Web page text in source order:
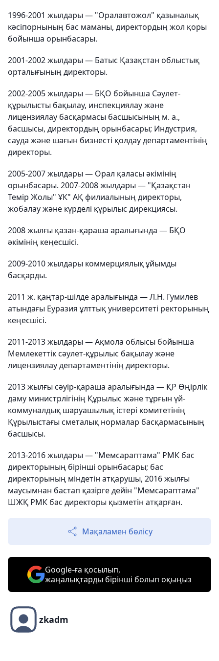
1996-2001 жылдары — "Оралавтожол" қазыналық
кәсіпорнының бас маманы, директордың жол қоры
бойынша орынбасары.
2001-2002 жылдары — Батыс Қазақстан облыстық
орталығының директоры.
2002-2005 жылдары — БҚО бойынша Сәулет-
құрылысты бақылау, инспекциялау және
лицензиялау басқармасы басшысының м. а.,
басшысы, директордың орынбасары; Индустрия,
сауда және шағын бизнесті қолдау департаментінің
директоры.
2005-2007 жылдары — Орал қаласы әкімінің
орынбасары. 2007-2008 жылдары — "Қазақстан
Темір Жолы" ҰК" АҚ филиалының директоры,
жобалау және күрделі құрылыс дирекциясы.
2008 жылғы қазан-қараша аралығында — БҚО
әкімінің кеңесшісі.
2009-2010 жылдары коммерциялық ұйымды
басқарды.
2011 ж. қаңтар-шілде аралығында — Л.Н. Гумилев
атындағы Еуразия ұлттық университеті ректорының
кеңесшісі.
2011-2013 жылдары — Ақмола облысы бойынша
Мемлекеттік сәулет-құрылыс бақылау және
лицензиялау департаментінің директоры.
2013 жылғы сәуір-қараша аралығында — ҚР Өңірлік
даму министрлігінің Құрылыс және тұрғын үй-
коммуналдық шаруашылық істері комитетінің
Құрылыстағы сметалық нормалар басқармасының
басшысы.
2013-2016 жылдары — "Мемсараптама" РМК бас
директорының бірінші орынбасары; бас
директорының міндетін атқарушы, 2016 жылғы
маусымнан бастап қазірге дейін "Мемсараптама"
ШЖҚ РМК бас директоры қызметін атқарған.
Мақаламен бөлісу
Google-ға қосылып,
жаңалықтарды бірінші болып оқыңыз
zkadm